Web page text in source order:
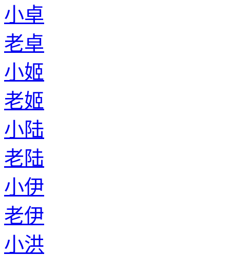
小卓
老卓
小姬
老姬
小陆
老陆
小伊
老伊
小洪